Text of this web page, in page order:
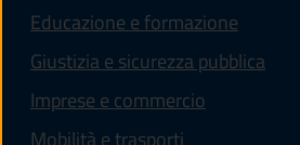
Educazione e formazione
Giustizia e sicurezza pubblica
Imprese e commercio